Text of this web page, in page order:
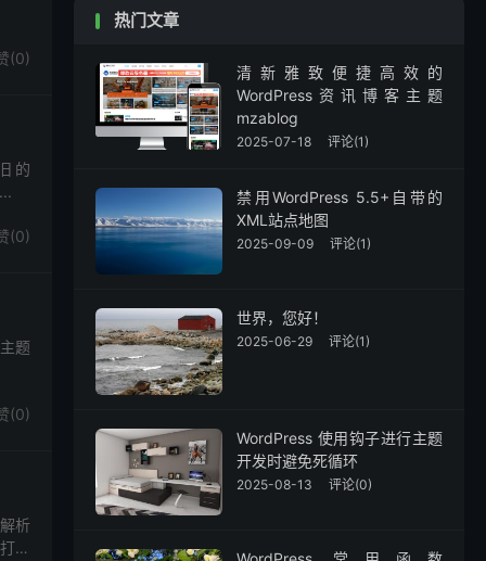
(0)
的
(0)
题
(0)
析
开
热门文章
清新雅致便捷高效的
WordPress资讯博客主题
mzablog
2025-07-18 评论(1)
禁用WordPress 5.5+自带的
XML站点地图
2025-09-09 评论(1)
世界，您好！
2025-06-29 评论(1)
WordPress 使用钩子进行主题
开发时避免死循环
2025-08-13 评论(0)